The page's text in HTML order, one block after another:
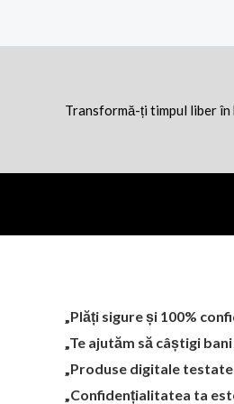
Transformă-ți timpul liber
„Plăți sigure și 100%
„Te ajutăm să câștigi
„Produse digitale
„Confidențialitatea ta